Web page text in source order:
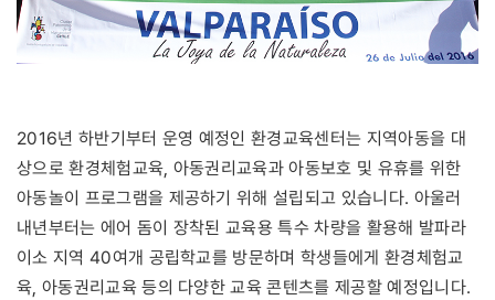
2016년 하반기부터 운영 예정인 환경교육센터는 지역아동을 대
상으로 환경체험교육, 아동권리교육과 아동보호 및 유휴를 위한
아동놀이 프로그램을 제공하기 위해 설립되고 있습니다. 아울러
내년부터는 에어 돔이 장착된 교육용 특수 차량을 활용해 발파라
이소 지역 40여개 공립학교를 방문하며 학생들에게 환경체험교
육, 아동권리교육 등의 다양한 교육 콘텐츠를 제공할 예정입니다.